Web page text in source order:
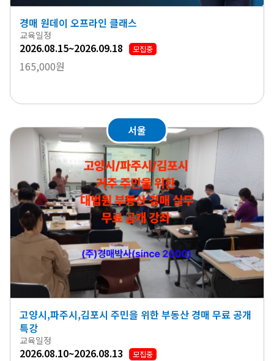
경매 원데이 오프라인 클래스
교육일정
2026.08.15~2026.09.18 모집중
165,000원
서울
고양시,파주시,김포시 주민을 위한 부동산 경매 무료 공개
특강
교육일정
2026.08.10~2026.08.13 모집중